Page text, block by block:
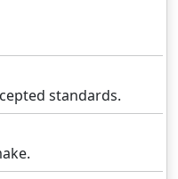
standards.